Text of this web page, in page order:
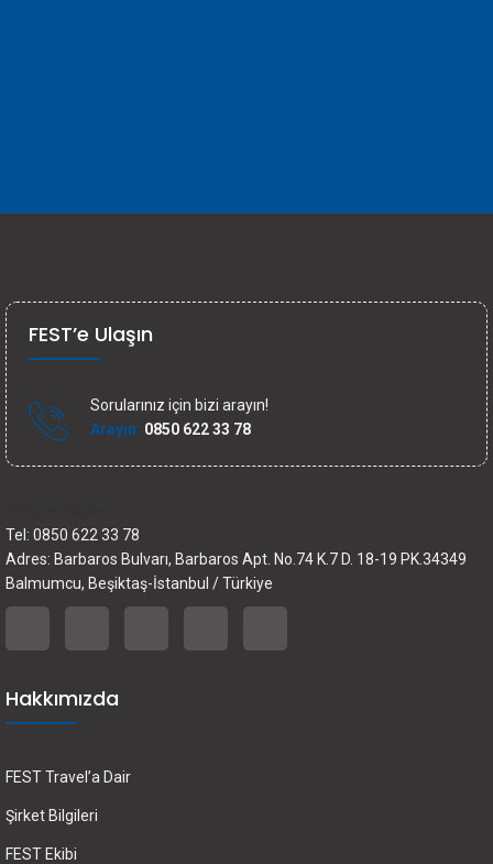
FEST’e Ulaşın
Sorularınız için bizi arayın!
Arayın: 0850 622 33 78
Tel: 0850 622 33 78
Adres: Barbaros Bulvarı, Barbaros Apt. No.74 K.7 D. 18-19 PK.34349
Balmumcu, Beşiktaş-İstanbul / Türkiye
Hakkımızda
FEST Travel’a Dair
Şirket Bilgileri
FEST Ekibi